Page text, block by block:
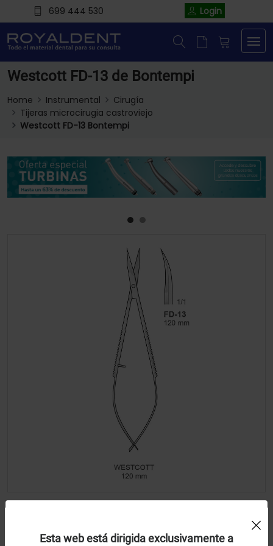
699 444 530 Login
Westcott FD-13 de Bontempi
Home Instrumental
Cirugía
Tijeras microcirugia castroviejo
Westcott FD-13 Bontempi
Esta web está dirigida exclusivamente a